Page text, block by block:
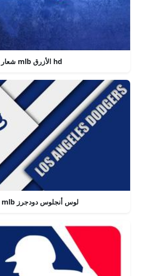
شعار mlb الأزرق hd
شعار mlb لوس أنجلوس دودجرز